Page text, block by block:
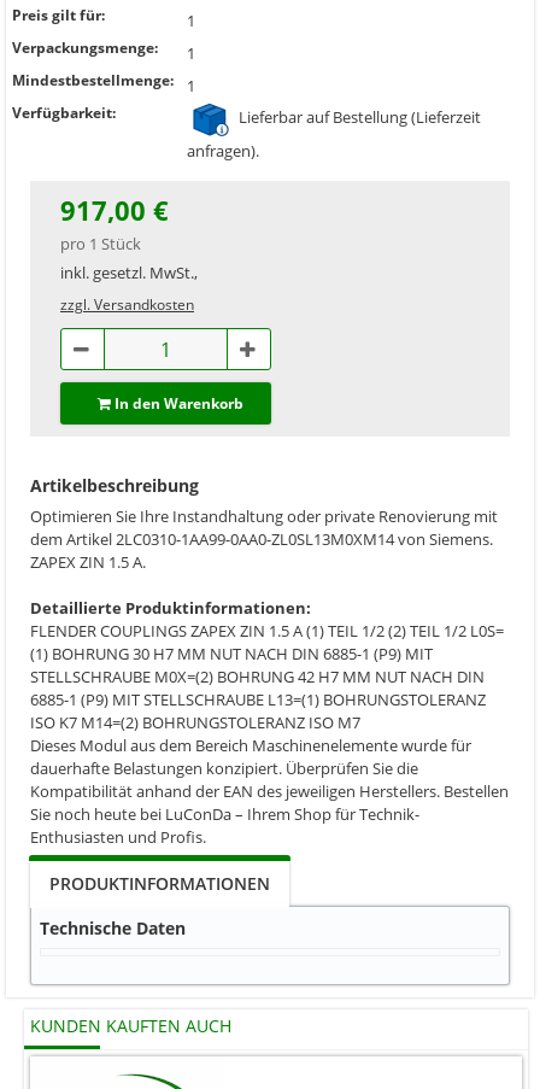
Preis gilt für: 1
Verpackungsmenge: 1
Mindestbestellmenge: 1
Verfügbarkeit:
Lieferbar auf Bestellung (Lieferzeit
anfragen).
917,00 €
pro 1 Stück
inkl. gesetzl. MwSt.,
zzgl. Versandkosten
In den Warenkorb
Artikelbeschreibung
Optimieren Sie Ihre Instandhaltung oder private Renovierung mit
dem Artikel 2LC0310-1AA99-0AA0-ZL0SL13M0XM14 von Siemens.
ZAPEX ZIN 1.5 A.
Detaillierte Produktinformationen:
FLENDER COUPLINGS ZAPEX ZIN 1.5 A (1) TEIL 1/2 (2) TEIL 1/2 L0S=
(1) BOHRUNG 30 H7 MM NUT NACH DIN 6885-1 (P9) MIT
STELLSCHRAUBE M0X=(2) BOHRUNG 42 H7 MM NUT NACH DIN
6885-1 (P9) MIT STELLSCHRAUBE L13=(1) BOHRUNGSTOLERANZ
ISO K7 M14=(2) BOHRUNGSTOLERANZ ISO M7
Dieses Modul aus dem Bereich Maschinenelemente wurde für
dauerhafte Belastungen konzipiert. Überprüfen Sie die
Kompatibilität anhand der EAN des jeweiligen Herstellers. Bestellen
Sie noch heute bei LuConDa – Ihrem Shop für Technik-
Enthusiasten und Profis.
PRODUKTINFORMATIONEN
Technische Daten
KUNDEN KAUFTEN AUCH